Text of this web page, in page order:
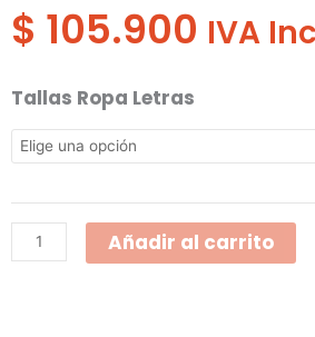
$ 105.900 IVA
Tallas Ropa Letras
REF
205
Conjunto
Chaqueta
con
Añadir al carrito